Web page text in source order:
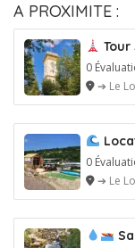
A PROXIMITE :
0
➔ Le
0
➔ Le